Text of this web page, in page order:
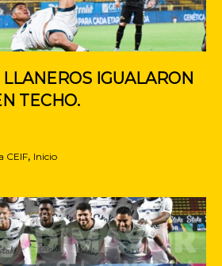
IGUALARON
TECHO.
CEIF, Inicio